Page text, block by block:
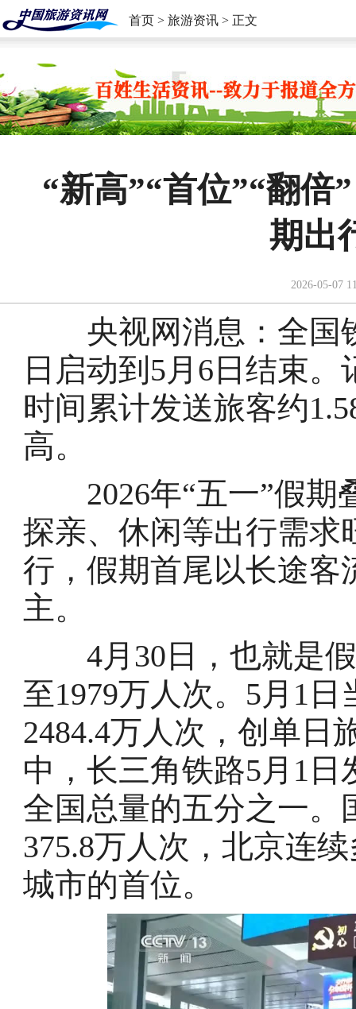
首页 > 旅游资讯 > 正文
“新高”“首位”“翻倍
期出
2026-05-07
央视网消息：全国铁
日启动到5月6日结束
时间累计发送旅客约
高。
2026年“五一”假期
探亲、休闲等出行需求
行，假期首尾以长途客
主。
4月30日，也就是假
至1979万人次。5月1
2484.4万人次，创单日
中，长三角铁路5月1日
全国总量的五分之一。
375.8万人次，北京连
城市的首位。